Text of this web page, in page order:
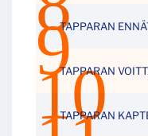
TAPPARAN
TAPPARAN
TAPPARAN